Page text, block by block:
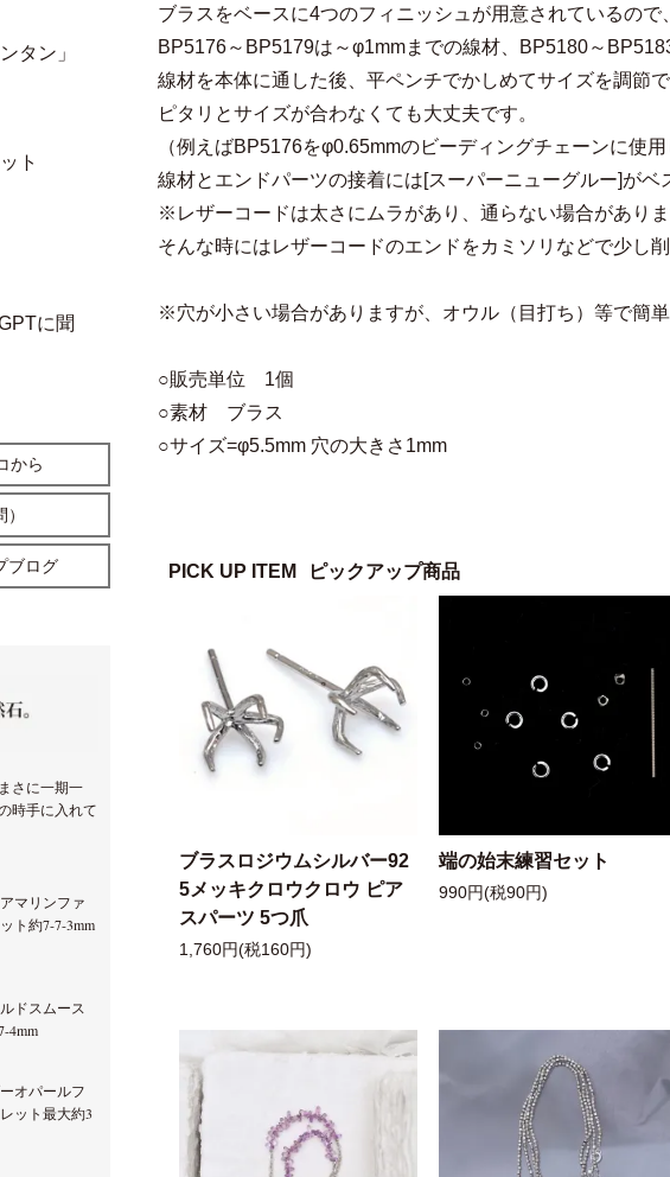
ブラスをベースに4つのフィニッシュが用意されているので
BP5176～BP5179は～φ1mmまでの線材、BP5180～
線材を本体に通した後、平ペンチでかしめてサイズを調節で
ピタリとサイズが合わなくても大丈夫です。
（例えばBP5176をφ0.65mmのビーディングチェーンに使
線材とエンドパーツの接着には[スーパーニューグルー]がベ
※レザーコードは太さにムラがあり、通らない場合がありま
そんな時にはレザーコードのエンドをカミソリなどで少し
※穴が小さい場合がありますが、オウル（目打ち）等で簡単
○販売単位 1個
○素材 ブラス
○サイズ=φ5.5mm 穴の大きさ1mm
PICK UP ITEM ピックアップ商品
ブラスロジウムシルバー92
5メッキクロウクロウ ピア
スパーツ 5つ爪
1,760円(税160円)
端の始末練習セット
990円(税90円)
タン」
ト
に聞
から
ブログ
さに一期一
時手に入れて
マリンファ
ト約7-7-3mm
ドスムース
4mm
オパールフ
ット最大約3